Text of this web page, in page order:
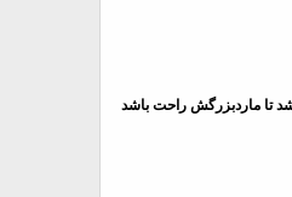
تا ماردبزرگش راحت باشد